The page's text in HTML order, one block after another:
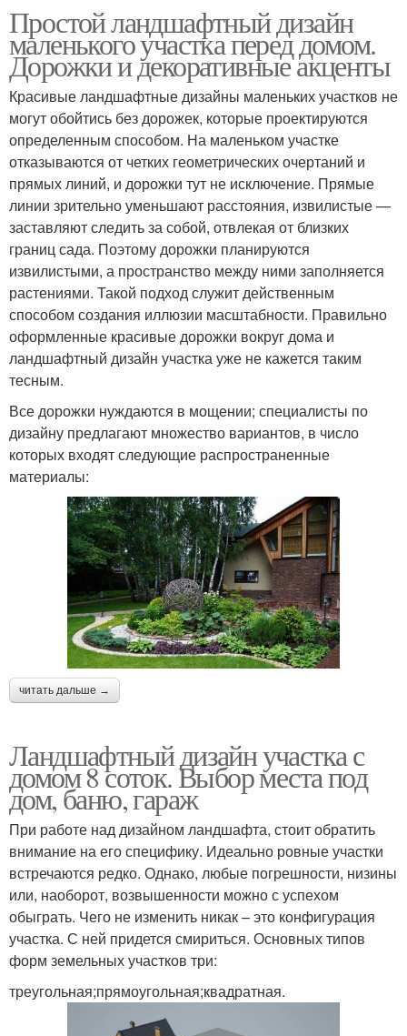
Простой ландшафтный дизайн
маленького участка перед домом.
Дорожки и декоративные акценты
Красивые ландшафтные дизайны маленьких участков не
могут обойтись без дорожек, которые проектируются
определенным способом. На маленьком участке
отказываются от четких геометрических очертаний и
прямых линий, и дорожки тут не исключение. Прямые
линии зрительно уменьшают расстояния, извилистые —
заставляют следить за собой, отвлекая от близких
границ сада. Поэтому дорожки планируются
извилистыми, а пространство между ними заполняется
растениями. Такой подход служит действенным
способом создания иллюзии масштабности. Правильно
оформленные красивые дорожки вокруг дома и
ландшафтный дизайн участка уже не кажется таким
тесным.
Все дорожки нуждаются в мощении; специалисты по
дизайну предлагают множество вариантов, в число
которых входят следующие распространенные
материалы:
читать дальше →
Ландшафтный дизайн участка с
домом 8 соток. Выбор места под
дом, баню, гараж
При работе над дизайном ландшафта, стоит обратить
внимание на его специфику. Идеально ровные участки
встречаются редко. Однако, любые погрешности, низины
или, наоборот, возвышенности можно с успехом
обыграть. Чего не изменить никак – это конфигурация
участка. С ней придется смириться. Основных типов
форм земельных участков три:
треугольная;прямоугольная;квадратная.